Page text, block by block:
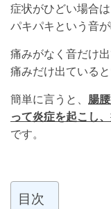
症状がひどい場合
パキパキという音
痛みがなく音だけ
痛みだけ出ている
簡単に言うと、 腸
って炎症を起こし
です。
目次